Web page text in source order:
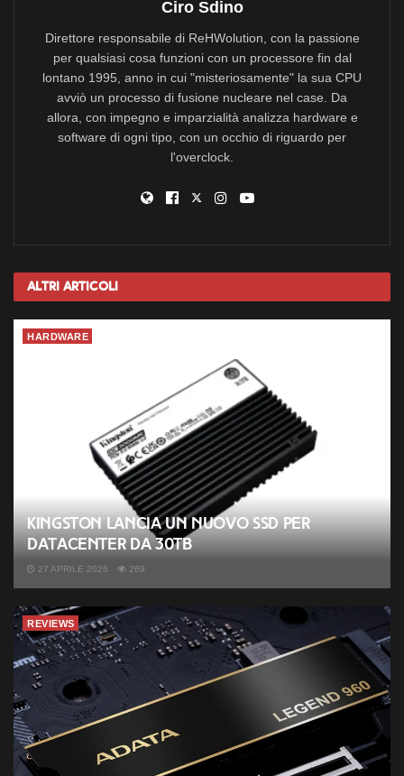
Ciro Sdino
Direttore responsabile di ReHWolution, con la passione
per qualsiasi cosa funzioni con un processore fin dal
lontano 1995, anno in cui "misteriosamente" la sua CPU
avviò un processo di fusione nucleare nel case. Da
allora, con impegno e imparzialità analizza hardware e
software di ogni tipo, con un occhio di riguardo per
l'overclock.
Altri Articoli
HARDWARE
Kingston lancia un nuovo SSD per
datacenter da 30TB
27 APRILE 2026 269
REVIEWS